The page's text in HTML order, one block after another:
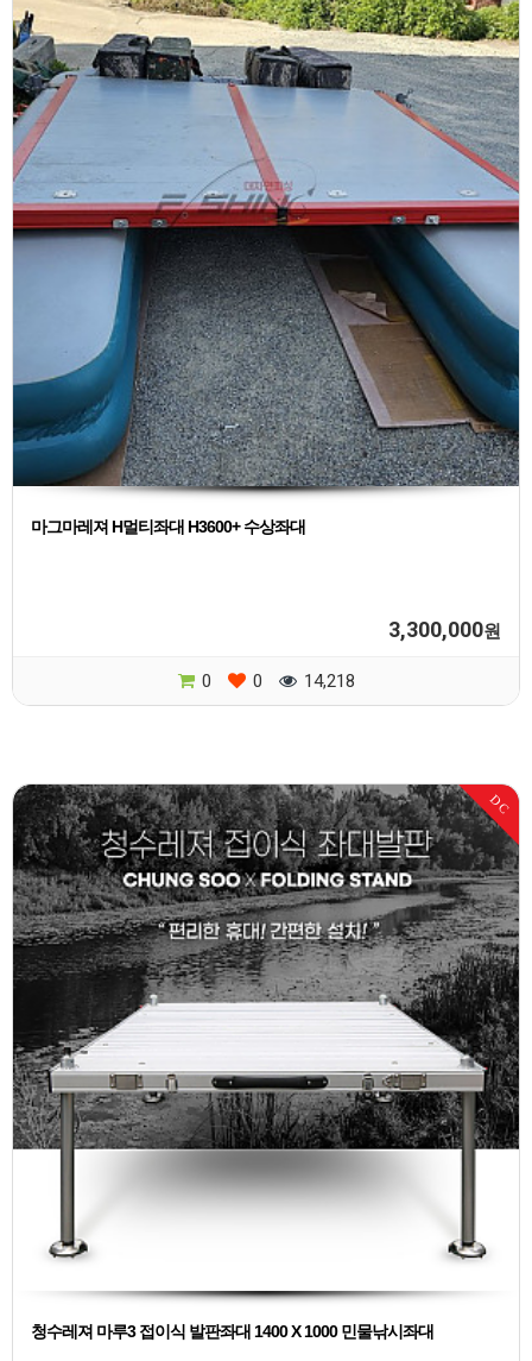
마그마레져 H멀티좌대 H3600+ 수상좌대
3,300,000원
0 0 14,218
DC
청수레져 마루3 접이식 발판좌대 1400 X 1000 민물낚시좌대